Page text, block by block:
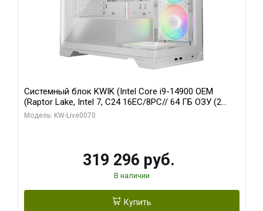
Системный блок KWIK (Intel Core i9-14900 OEM
(Raptor Lake, Intel 7, C24 16EC/8PC// 64 ГБ ОЗУ (2
модуля)/ Gigabyte RTX5080 XTREME WATERFORCE
Модель: KW-Live0070
319 296 руб.
В наличии
Купить